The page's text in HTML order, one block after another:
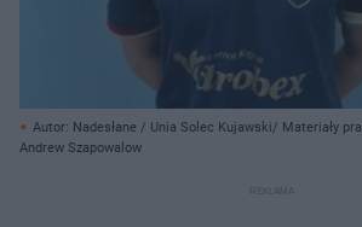
Autor: Nadesłane / Unia Solec Kujawski/ Materiały
Andrew Szapowalow